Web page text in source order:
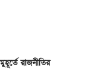
রাজনীতির